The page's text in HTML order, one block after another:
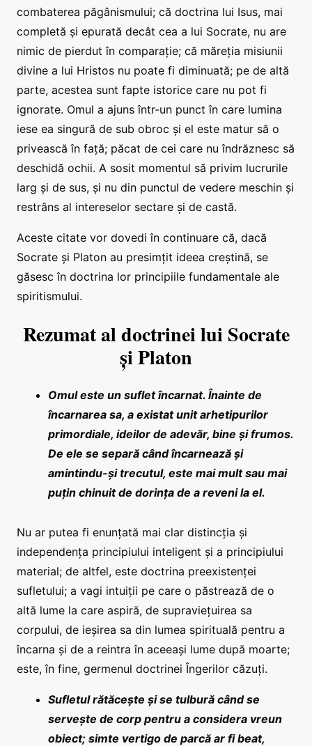
combaterea păgânismului; că doctrina lui Isus, mai
completă și epurată decât cea a lui Socrate, nu are
nimic de pierdut în comparație; că măreția misiunii
divine a lui Hristos nu poate fi diminuată; pe de altă
parte, acestea sunt fapte istorice care nu pot fi
ignorate. Omul a ajuns într-un punct în care lumina
iese ea singură de sub obroc și el este matur să o
privească în față; păcat de cei care nu îndrăznesc să
deschidă ochii. A sosit momentul să privim lucrurile
larg și de sus, și nu din punctul de vedere meschin și
restrâns al intereselor sectare și de castă.
Aceste citate vor dovedi în continuare că, dacă
Socrate și Platon au presimțit ideea creștină, se
găsesc în doctrina lor principiile fundamentale ale
spiritismului.
Rezumat al doctrinei lui Socrate
și Platon
Omul este un suflet încarnat. Înainte de
încarnarea sa, a existat unit arhetipurilor
primordiale, ideilor de adevăr, bine și frumos.
De ele se separă când încarnează și
amintindu-și trecutul, este mai mult sau mai
puțin chinuit de dorința de a reveni la el.
Nu ar putea fi enunțată mai clar distincția și
independența principiului inteligent și a principiului
material; de altfel, este doctrina preexistenței
sufletului; a vagi intuiții pe care o păstrează de o
altă lume la care aspiră, de supraviețuirea sa
corpului, de ieșirea sa din lumea spirituală pentru a
încarna și de a reintra în aceeași lume după moarte;
este, în fine, germenul doctrinei Îngerilor căzuți.
Sufletul rătăcește și se tulbură când se
servește de corp pentru a considera vreun
obiect; simte vertigo de parcă ar fi beat,